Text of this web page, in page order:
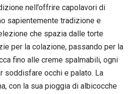
nell’offrire capolavori di
sapientemente tradizione e
che spazia dalle torte
per la colazione, passando per la
fino alle creme spalmabili, ogni
soddisfare occhi e palato. La
con la sua pioggia di albicocche